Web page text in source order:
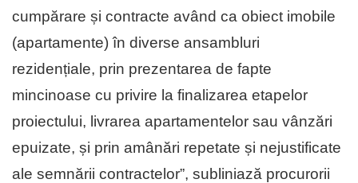
cumpărare și contracte având ca obiect imobile
(apartamente) în diverse ansambluri
rezidențiale, prin prezentarea de fapte
mincinoase cu privire la finalizarea etapelor
proiectului, livrarea apartamentelor sau vânzări
epuizate, și prin amânări repetate și nejustificate
ale semnării contractelor”, subliniază procurorii